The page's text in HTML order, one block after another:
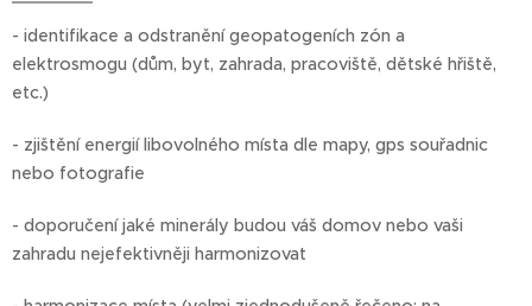
- identifikace a odstranění geopatogeních zón a
elektrosmogu (dům, byt, zahrada, pracoviště, dětské hřiště,
etc.)
- zjištění energií libovolného místa dle mapy, gps souřadnic
nebo fotografie
- doporučení jaké minerály budou váš domov nebo vaši
zahradu nejefektivněji harmonizovat